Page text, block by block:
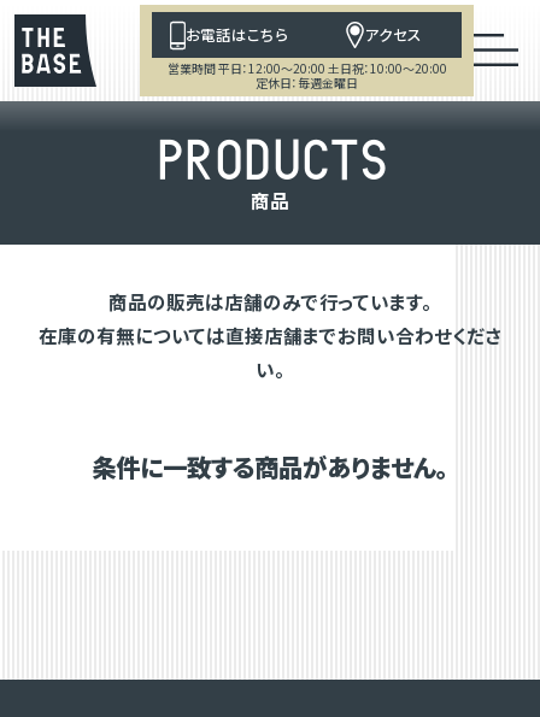
お電話はこちら アクセス
営業時間 平日：12:00～20:00 土日祝：10:00～20:00
定休日：毎週金曜日
PRODUCTS
商品
商品の販売は店舗のみで行っています。
在庫の有無については直接店舗までお問い合わせくださ
い。
条件に一致する商品がありません。